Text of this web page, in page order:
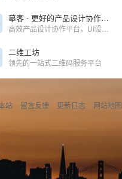
摹客 - 更好的产品设计协作平台
二维工坊
领先的一站式二维码服务平台
站 留言反馈 更新日志 网站地图